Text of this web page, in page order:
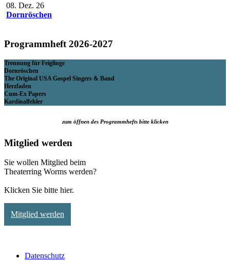
08. Dez. 26
Dornröschen
Programmheft 2026-2027
Trennung für Feiglinge
Dornröschen
The Original USA Gospel Singers & Band
Herzfaden
Cum-Ex Papers
Kardinalfehler
zum öffnen des Programmhefts bitte klicken
Mitglied werden
Sie wollen Mitglied beim
Theaterring Worms werden?
Klicken Sie bitte hier.
Mitglied werden
Datenschutz